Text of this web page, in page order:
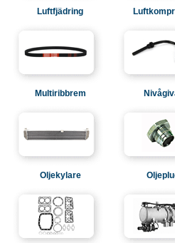
Luftfjädring
Multiribbrem
Oljekylare